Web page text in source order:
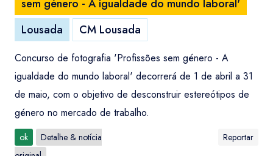
sem género - A igualdade do mundo laboral'
Lousada
CM Lousada
Concurso de fotografia 'Profissões sem género - A
igualdade do mundo laboral' decorrerá de 1 de abril a 31
de maio, com o objetivo de desconstruir estereótipos de
género no mercado de trabalho.
ok
Detalhe & notícia
Reportar